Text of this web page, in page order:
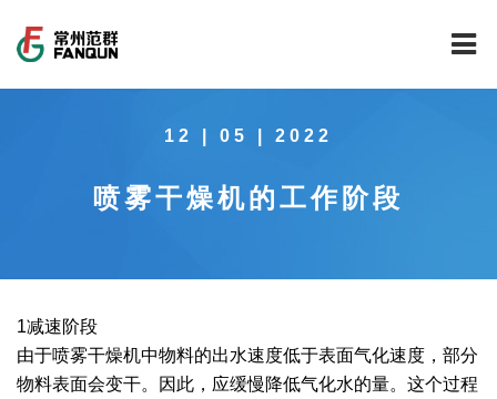
公司介绍
公司荣誉
范群文化
载体催化剂全自动生产线系列
回转圆筒干燥焙烧系列
新能源新材料行业
制药行业
技术中心
工程实验室
新闻中心
12 | 05 | 2022
喷雾干燥机的工作阶段
1减速阶段
由于喷雾干燥机中物料的出水速度低于表面气化速度，部分
物料表面会变干。因此，应缓慢降低气化水的量。这个过程